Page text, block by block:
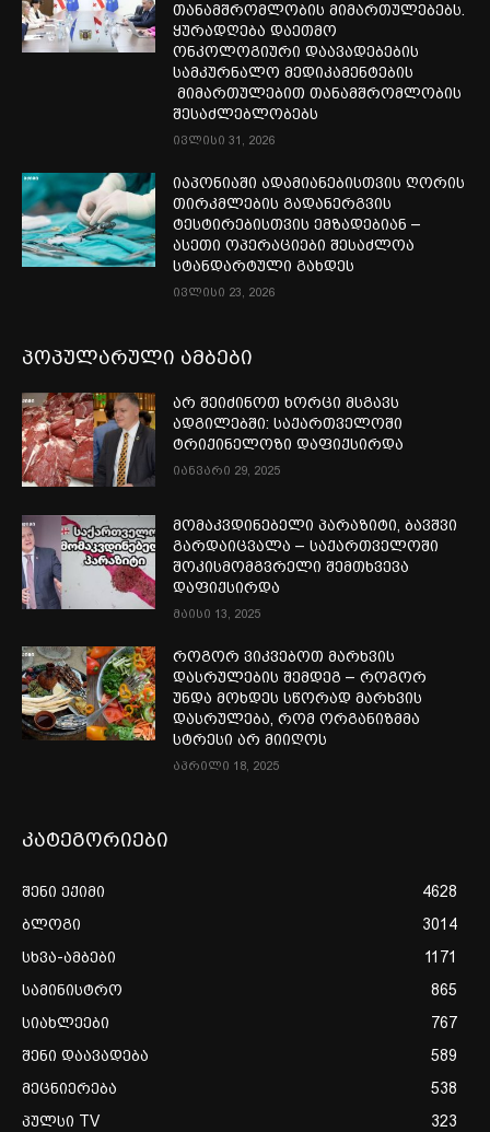
თანამშრომლობის მიმართულებებს.
ყურადღება დაეთმო
ონკოლოგიური დაავადებების
სამკურნალო მედიკამენტების
მიმართულებით თანამშრომლობის
შესაძლებლობებს
ივლისი 31, 2026
იაპონიაში ადამიანებისთვის ღორის
თირკმლების გადანერგვის
ტესტირებისთვის ემზადებიან –
ასეთი ოპერაციები შესაძლოა
სტანდარტული გახდეს
ივლისი 23, 2026
პოპულარული ამბები
არ შეიძინოთ ხორცი მსგავს
ადგილებში: საქართველოში
ტრიქინელოზი დაფიქსირდა
იანვარი 29, 2025
მომაკვდინებელი პარაზიტი, ბავშვი
გარდაიცვალა – საქართველოში
შოკისმომგვრელი შემთხვევა
დაფიქსირდა
მაისი 13, 2025
როგორ ვიკვებოთ მარხვის
დასრულების შემდეგ – როგორ
უნდა მოხდეს სწორად მარხვის
დასრულება, რომ ორგანიზმმა
სტრესი არ მიიღოს
აპრილი 18, 2025
კატეგორიები
შენი ექიმი
4628
ბლოგი
3014
სხვა-ამბები
1171
სამინისტრო
865
სიახლეები
767
შენი დაავადება
589
მეცნიერება
538
პულსი TV
323